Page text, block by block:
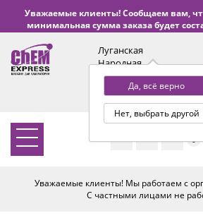
Уважаемые клиенты! Сообщаем вам,
минимальная сумма заказа будет
Луганская
Народная
Республика
Да, всё верно
Нет, выбрать другой
с 9:00 до 18:00 по Уфе
(+2 МСК)
0
Уважаемые клиенты! Мы работаем с
С частными лицами не